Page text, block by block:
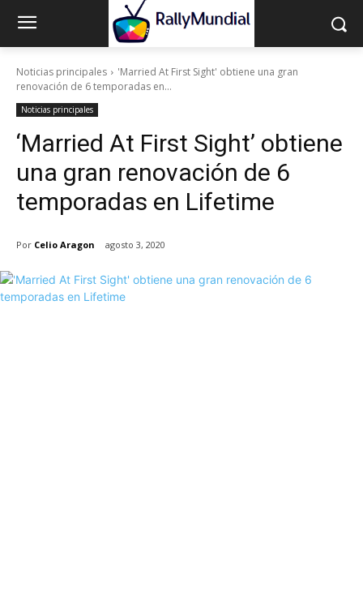
Noticias principales
'Married At First Sight' obtiene una gran
renovación de 6 temporadas en...
Noticias principales
‘Married At First Sight’ obtiene
una gran renovación de 6
temporadas en Lifetime
Por Celio Aragon agosto 3, 2020